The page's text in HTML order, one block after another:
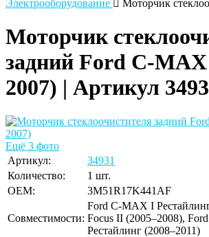
Электрооборудование
Моторчик
Моторчик
задний Ford C-
2007) | Артикул
Ещё 3 фото
Артикул:
34931
Количество:
1 шт.
OEM:
3M51R17K441AF
Совместимости:
Ford C-MAX I
Focus II (2005–2008),
Рестайлинг (2008–2011)